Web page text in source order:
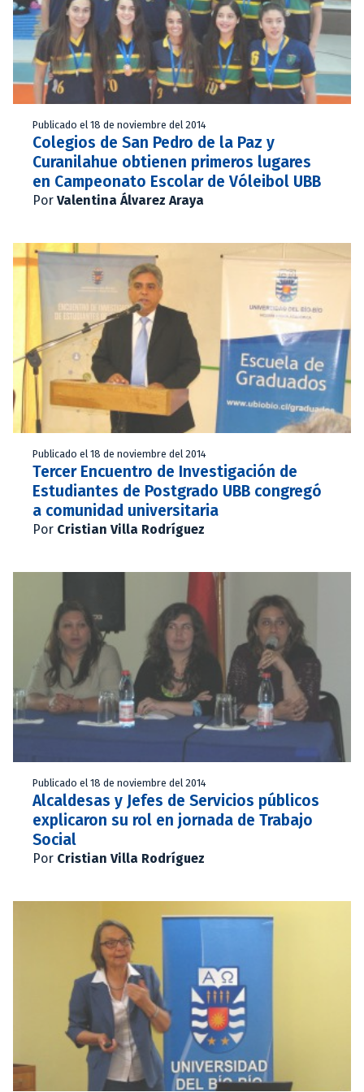
Publicado el 18 de noviembre del 2014
Colegios de San Pedro de la Paz y
Curanilahue obtienen primeros lugares
en Campeonato Escolar de Vóleibol UBB
Por Valentina Álvarez Araya
Publicado el 18 de noviembre del 2014
Tercer Encuentro de Investigación de
Estudiantes de Postgrado UBB congregó
a comunidad universitaria
Por Cristian Villa Rodríguez
Publicado el 18 de noviembre del 2014
Alcaldesas y Jefes de Servicios públicos
explicaron su rol en jornada de Trabajo
Social
Por Cristian Villa Rodríguez